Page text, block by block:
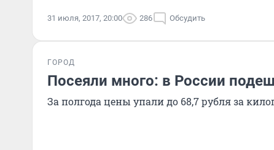
31 июля, 2017, 20:00 286 Обсудить
ГОРОД
Посеяли много: в России
За полгода цены упали до 68,7 рубля за